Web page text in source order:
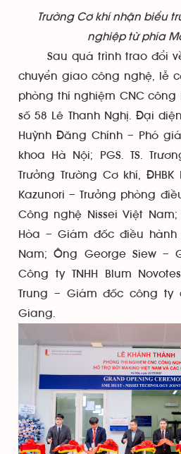
Trường Cơ khí nhận biểu
nghiệp từ phía
Sau quá trình trao đổi
chuyển giao công nghệ, lễ
phòng thí nghiệm CNC công
số 58 Lê Thanh Nghị. Đại
Huỳnh Đăng Chính – Phó
khoa Hà Nội; PGS. TS.
Trưởng Trường Cơ khí,
Kazunori – Trưởng phòng
Công nghệ Nissei Việt
Hòa – Giám đốc điều
Nam; Ông George Siew –
Công ty TNHH Blum
Trung – Giám đốc công ty
Giang.